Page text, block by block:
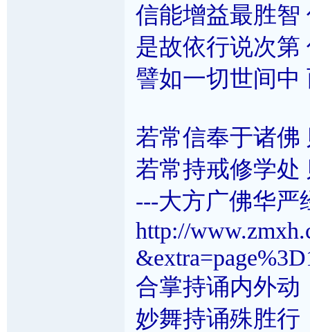
信能增益最胜智
是故依行说次第
譬如一切世间中
若常信奉于诸佛
若常持戒修学处
---大方广佛华严
http://
合掌持诵内外动
妙舞持诵殊胜行